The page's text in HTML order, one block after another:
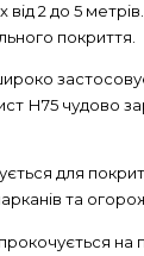
2 до 5
покриття.
Н75 чудово
для
та
на